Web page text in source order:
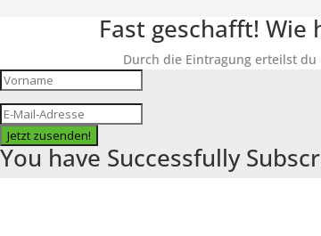
Fast geschafft!
Durch die Eintragung erteilst
Jetzt zusenden!
You have Successfully